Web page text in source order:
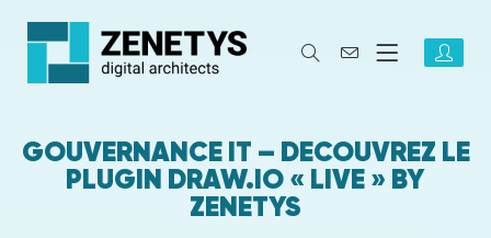
GOUVERNANCE IT – DÉCOUVREZ LE
PLUGIN DRAW.IO « LIVE » BY
ZENETYS